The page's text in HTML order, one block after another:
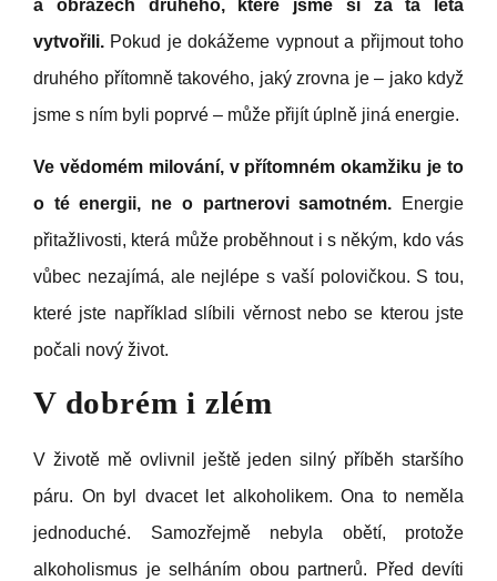
a obrazech druhého, které jsme si za ta léta
vytvořili. Pokud je dokážeme vypnout a přijmout toho
druhého přítomně takového, jaký zrovna je – jako když
jsme s ním byli poprvé – může přijít úplně jiná energie.
Ve vědomém milování, v přítomném okamžiku je to
o té energii, ne o partnerovi samotném. Energie
přitažlivosti, která může proběhnout i s někým, kdo vás
vůbec nezajímá, ale nejlépe s vaší polovičkou. S tou,
které jste například slíbili věrnost nebo se kterou jste
počali nový život.
V dobrém i zlém
V životě mě ovlivnil ještě jeden silný příběh staršího
páru. On byl dvacet let alkoholikem. Ona to neměla
jednoduché. Samozřejmě nebyla obětí, protože
alkoholismus je selháním obou partnerů. Před devíti